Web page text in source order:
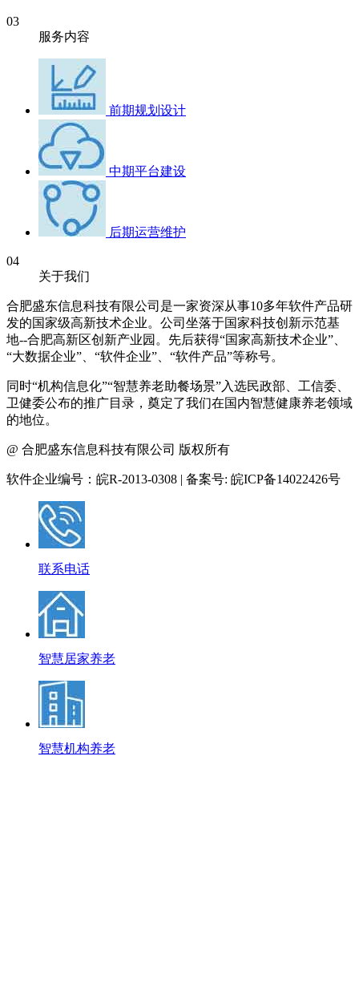
03
服务内容
前期规划设计
中期平台建设
后期运营维护
04
关于我们
合肥盛东信息科技有限公司是一家资深从事10多年软件产品研
发的国家级高新技术企业。公司坐落于国家科技创新示范基
地--合肥高新区创新产业园。先后获得“国家高新技术企业”、
“大数据企业”、“软件企业”、“软件产品”等称号。
同时“机构信息化”“智慧养老助餐场景”入选民政部、工信委、
卫健委公布的推广目录，奠定了我们在国内智慧健康养老领域
的地位。
@ 合肥盛东信息科技有限公司 版权所有
软件企业编号：皖R-2013-0308 | 备案号: 皖ICP备14022426号
联系电话
智慧居家养老
智慧机构养老